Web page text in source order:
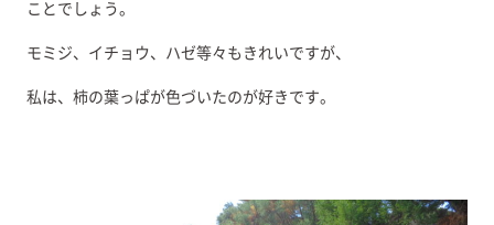
ことでしょう。
モミジ、イチョウ、ハゼ等々もきれいですが、
私は、柿の葉っぱが色づいたのが好きです。